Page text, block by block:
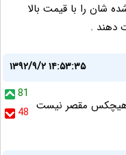
شان را با قیمت بالا
دهند .
۱۳۹۲/۹/۲ ۱۴:۵۳:۳۵
81
48 مقصر نیست